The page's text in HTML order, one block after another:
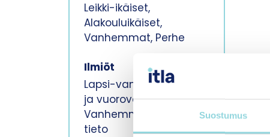
Suostumus
Leikki-ikäiset,
Alakouluikäiset,
Vanhemmat, Perhe
Ilmiöt
Lapsi-vanhempisuhde
ja vuorovaikutus,
Vanhemmuustaidot ja
tieto